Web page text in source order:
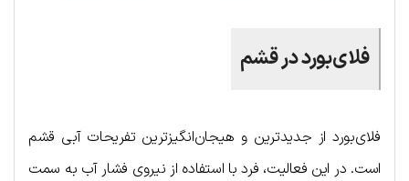
فلای‌بورد در قشم
فلای‌بورد از جدیدترین و هیجان‌انگیزترین تفریحات آبی قشم
است. در این فعالیت، فرد با استفاده از نیروی فشار آب به سمت